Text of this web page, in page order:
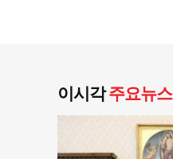
이시각주요뉴스